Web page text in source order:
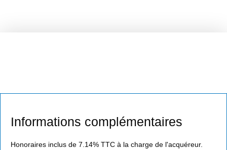
Informations complémentaires
Honoraires inclus de 7.14% TTC à la charge de l'acquéreur.